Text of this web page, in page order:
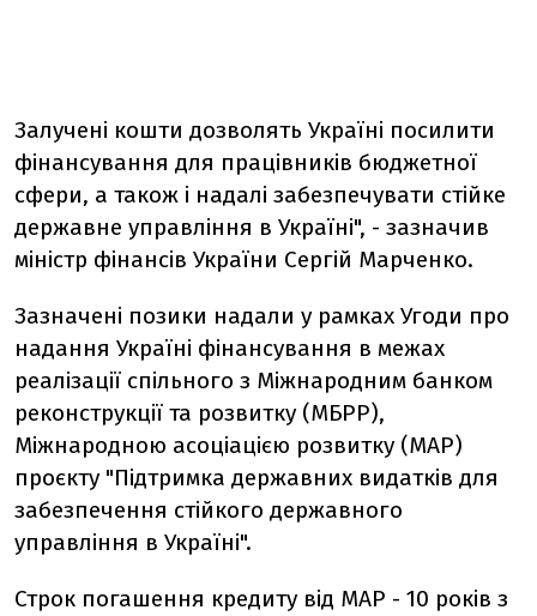
Залучені кошти дозволять Україні посилити
фінансування для працівників бюджетної
сфери, а також і надалі забезпечувати стійке
державне управління в Україні", - зазначив
міністр фінансів України Сергій Марченко.
Зазначені позики надали у рамках Угоди про
надання Україні фінансування в межах
реалізації спільного з Міжнародним банком
реконструкції та розвитку (МБРР),
Міжнародною асоціацією розвитку (МАР)
проєкту "Підтримка державних видатків для
забезпечення стійкого державного
управління в Україні".
Строк погашення кредиту від МАР - 10 років з